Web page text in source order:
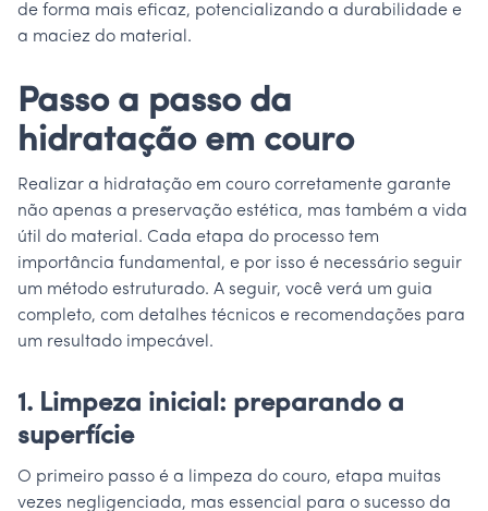
de forma mais eficaz, potencializando a durabilidade e
a maciez do material.
Passo a passo da
hidratação em couro
Realizar a hidratação em couro corretamente garante
não apenas a preservação estética, mas também a vida
útil do material. Cada etapa do processo tem
importância fundamental, e por isso é necessário seguir
um método estruturado. A seguir, você verá um guia
completo, com detalhes técnicos e recomendações para
um resultado impecável.
1. Limpeza inicial: preparando a
superfície
O primeiro passo é a limpeza do couro, etapa muitas
vezes negligenciada, mas essencial para o sucesso da